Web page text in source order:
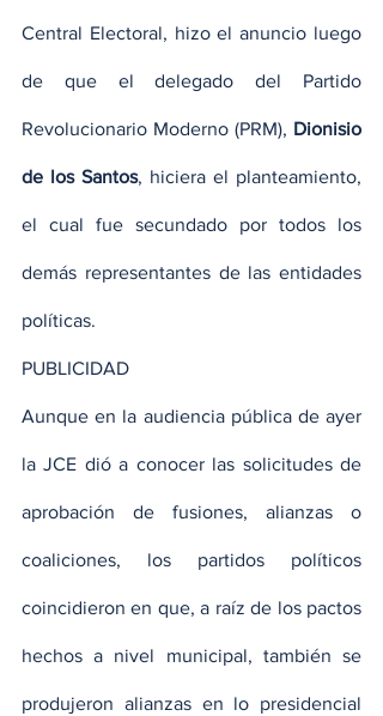
Central Electoral, hizo el anuncio luego
de que el delegado del Partido
Revolucionario Moderno (PRM), Dionisio
de los Santos, hiciera el planteamiento,
el cual fue secundado por todos los
demás representantes de las entidades
políticas.
PUBLICIDAD
Aunque en la audiencia pública de ayer
la JCE dió a conocer las solicitudes de
aprobación de fusiones, alianzas o
coaliciones, los partidos políticos
coincidieron en que, a raíz de los pactos
hechos a nivel municipal, también se
produjeron alianzas en lo presidencial